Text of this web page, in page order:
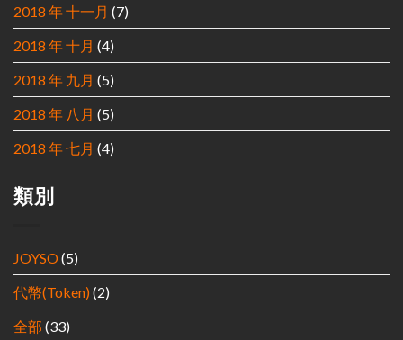
2018 年 十一月 (7)
2018 年 十月 (4)
2018 年 九月 (5)
2018 年 八月 (5)
2018 年 七月 (4)
類別
JOYSO(5)
代幣(Token) (2)
全部 (33)